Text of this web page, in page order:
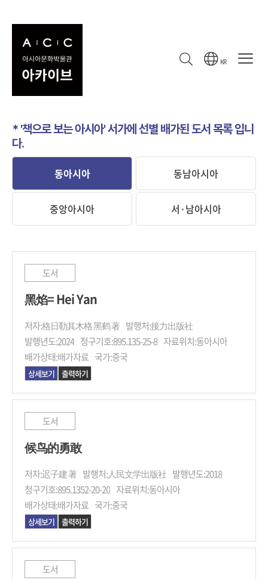
KR
책으로 보는 아시아
도서
* '책으로 보는 아시아' 서가에 선별 배가된 도서 목록 입니
다.
동아시아 동남아시아
중앙아시아 서·남아시아
도서
黑焰= Hei Yan
저자:格日勒其木格 黑鹤 著 발행처:接力出版社
발행년도:2024 청구기호:895.135-25-8 자료위치:동아시아
배가상태:배가자료 국가:중국
상세보기 출력하기
도서
候鸟的勇敢
저자:迟子建 著 발행처:人民文学出版社 발행년도:2018
청구기호:895.1352-20-20 자료위치:동아시아
배가상태:배가자료 국가:중국
상세보기 출력하기
도서